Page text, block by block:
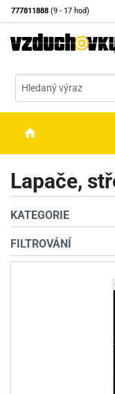
777811888 (9 - 17 hod)
OPTIKA
STŘELIVO
PŘÍSLUŠENSTVÍ
Lapače,
KATEGORIE
FILTROVÁNÍ